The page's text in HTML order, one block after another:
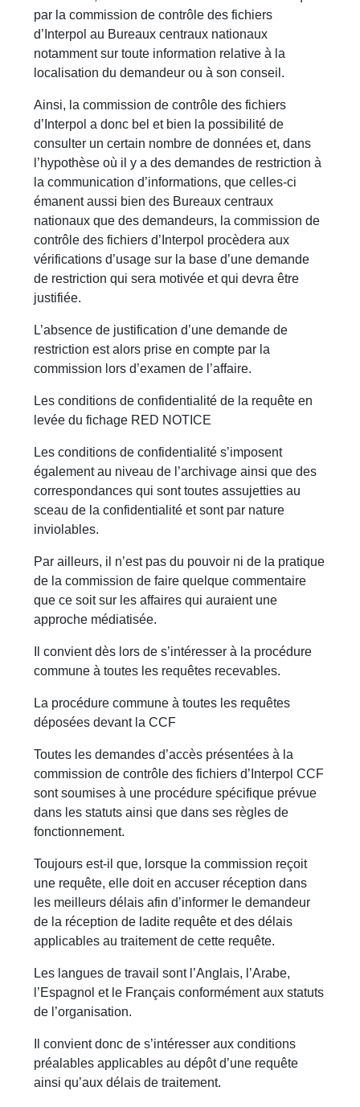
par la commission de contrôle des fichiers
d’Interpol au Bureaux centraux nationaux
notamment sur toute information relative à la
localisation du demandeur ou à son conseil.
Ainsi, la commission de contrôle des fichiers
d’Interpol a donc bel et bien la possibilité de
consulter un certain nombre de données et, dans
l’hypothèse où il y a des demandes de restriction à
la communication d’informations, que celles-ci
émanent aussi bien des Bureaux centraux
nationaux que des demandeurs, la commission de
contrôle des fichiers d’Interpol procèdera aux
vérifications d’usage sur la base d’une demande
de restriction qui sera motivée et qui devra être
justifiée.
L’absence de justification d’une demande de
restriction est alors prise en compte par la
commission lors d’examen de l’affaire.
Les conditions de confidentialité de la requête en
levée du fichage RED NOTICE
Les conditions de confidentialité s’imposent
également au niveau de l’archivage ainsi que des
correspondances qui sont toutes assujetties au
sceau de la confidentialité et sont par nature
inviolables.
Par ailleurs, il n’est pas du pouvoir ni de la pratique
de la commission de faire quelque commentaire
que ce soit sur les affaires qui auraient une
approche médiatisée.
Il convient dès lors de s’intéresser à la procédure
commune à toutes les requêtes recevables.
La procédure commune à toutes les requêtes
déposées devant la CCF
Toutes les demandes d’accès présentées à la
commission de contrôle des fichiers d’Interpol CCF
sont soumises à une procédure spécifique prévue
dans les statuts ainsi que dans ses règles de
fonctionnement.
Toujours est-il que, lorsque la commission reçoit
une requête, elle doit en accuser réception dans
les meilleurs délais afin d’informer le demandeur
de la réception de ladite requête et des délais
applicables au traitement de cette requête.
Les langues de travail sont l’Anglais, l’Arabe,
l’Espagnol et le Français conformément aux statuts
de l’organisation.
Il convient donc de s’intéresser aux conditions
préalables applicables au dépôt d’une requête
ainsi qu’aux délais de traitement.